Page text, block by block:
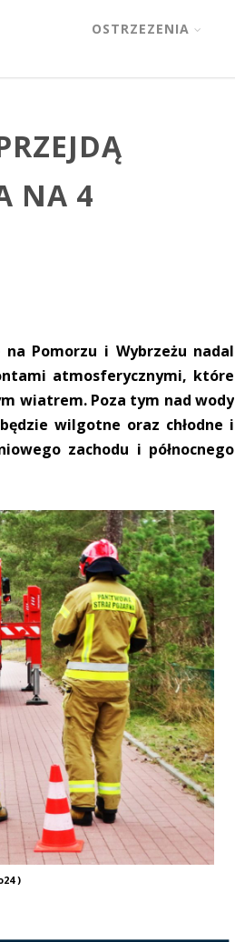
OSTRZEZENIA
NA 4
Pomorzu i Wybrzeżu nadal
atmosferycznymi, które
wiatrem. Poza tym nad wody
wilgotne oraz chłodne i
zachodu i północnego
)